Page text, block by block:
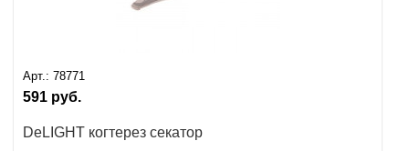
Арт.: 78771
591 руб.
DeLIGHT когтерез секатор